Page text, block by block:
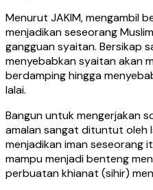
Menurut JAKIM, mengambil
menjadikan seseorang
gangguan syaitan. Bersikap
menyebabkan syaitan akan
berdamping hingga
lalai.
Bangun untuk mengerjakan
amalan sangat dituntut oleh
menjadikan iman seseorang
mampu menjadi benteng
perbuatan khianat (sihir)